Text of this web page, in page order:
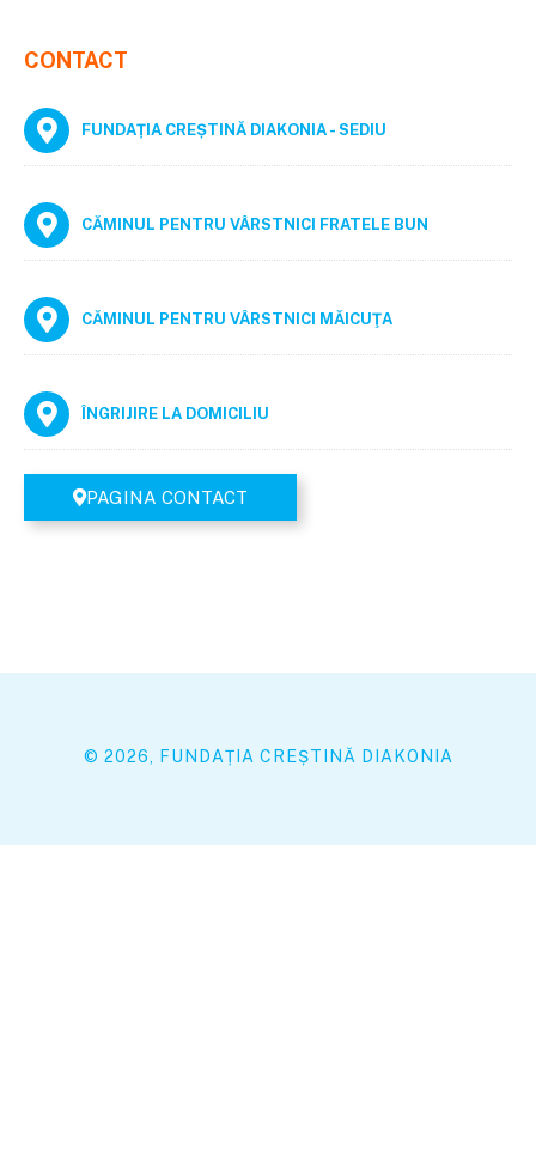
CONTACT
FUNDAȚIA CREȘTINĂ DIAKONIA - SEDIU
CĂMINUL PENTRU VÂRSTNICI FRATELE BUN
CĂMINUL PENTRU VÂRSTNICI MĂICUŢA
ÎNGRIJIRE LA DOMICILIU
PAGINA CONTACT
© 2026, FUNDAȚIA CREȘTINĂ DIAKONIA